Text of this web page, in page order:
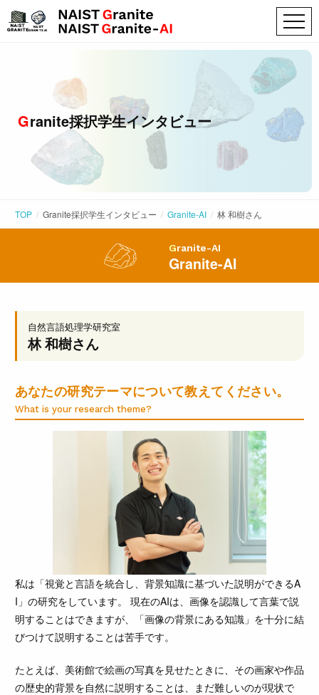
Granite採択学生インタビュー
TOP Granite採択学生インタビュー Granite-AI 林 和樹さん
Granite-AI
Granite-AI
自然言語処理学研究室
林 和樹さん
あなたの研究テーマについて教えてください。
What is your research theme?
私は「視覚と言語を統合し、背景知識に基づいた説明ができるA
I」の研究をしています。 現在のAIは、画像を認識して言葉で説
明することはできますが、「画像の背景にある知識」を十分に結
びつけて説明することは苦手です。
たとえば、美術館で絵画の写真を見せたときに、その画家や作品
の歴史的背景を自然に説明することは、まだ難しいのが現状で